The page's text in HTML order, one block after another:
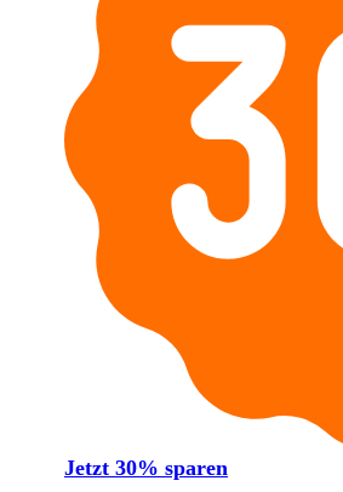
Jetzt 30% sparen